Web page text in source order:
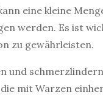
eine kleine
werden. Es ist
zu gewährleisten.
und
mit Warzen